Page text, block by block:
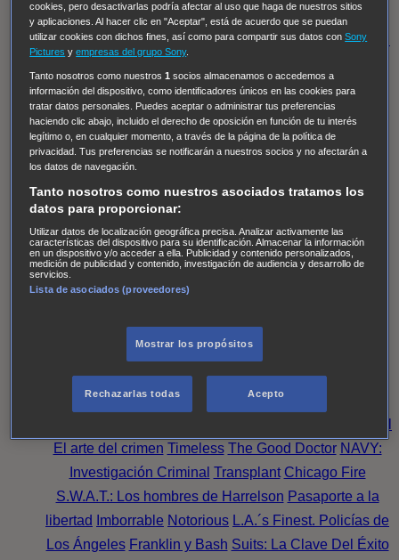
y Lola
High Country
Los casos de Susan Ryeland:
Moonflower Murders Twisted Metal Mentes Criminales:
Hailey Dean Without Sin: Libre de Culpa Morbius
NCIS: Nueva Orleans Pandora En fuera de juego
The Shield: Al margen de la ley Duplicated Preacher
The Killing Kind Intersecciones DOC Bite Club
Circuito cerrado
Alert: Unidad
de personas desaparecidas
Ladrón de guante blanco Hannibal Daños y Perjuicios
AXN Masters of Sex Three PinesAccused Carter
Nevers
Magpie Murders Blindspot Coyote
Reckoning: Ajuste de Cuentas
Noche Wild Bill Mentes Criminales Candice Renoir
Absentia Harrow Bulletproof Annika Lincoln Rhyme:
El arte del crimen Timeless The Good Doctor NAVY:
Investigación Criminal Transplant Chicago Fire
S.W.A.T.: Los hombres de Harrelson Pasaporte a la
libertad
Imborrable Notorious L.A.´s Finest. Policías de
Los Ángeles Franklin y Bash Suits: La Clave Del Éxito
cookies, pero desactivarlas podría afectar al uso que haga de nuestros sitios
y aplicaciones. Al hacer clic en "Aceptar", está de acuerdo que se puedan
utilizar cookies con dichos fines, así como para compartir sus datos conSony
Pictures yempresas del grupo Sony.
Tanto nosotros como nuestros1 socios almacenamos o accedemos a
información del dispositivo, como identificadores únicos en las cookies para
tratar datos personales. Puedes aceptar o administrar tus preferencias
haciendo clic abajo, incluido el derecho de oposición en función de tu interés
legítimo o, en cualquier momento, a través de la página de la política de
privacidad. Tus preferencias se notificarán a nuestros socios y no afectarán a
los datos de navegación.
Tanto nosotros como nuestros asociados tratamos los
datos para proporcionar:
Utilizar datos de localización geográfica precisa. Analizar activamente las
características del dispositivo para su identificación. Almacenar la información
en un dispositivo y/o acceder a ella. Publicidad y contenido personalizados,
medición de publicidad y contenido, investigación de audiencia y desarrollo de
servicios.
Lista de asociados (proveedores)
Mostrar los propósitos
Rechazarlas todas Acepto